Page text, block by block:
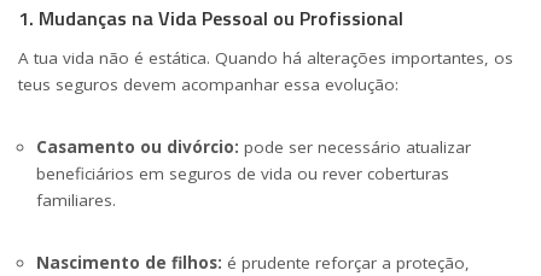
1. Mudanças na Vida Pessoal ou Profissional
A tua vida não é estática. Quando há alterações importantes, os
teus seguros devem acompanhar essa evolução:
Casamento ou divórcio: pode ser necessário atualizar
beneficiários em seguros de vida ou rever coberturas
familiares.
Nascimento de filhos: é prudente reforçar a proteção,